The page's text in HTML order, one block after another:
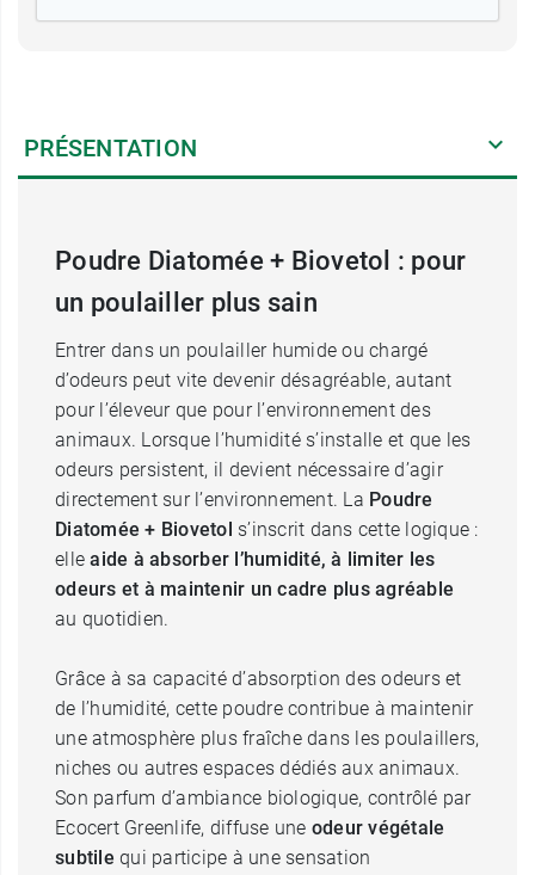
PRÉSENTATION
Poudre Diatomée + Biovetol : pour
un poulailler plus sain
Entrer dans un poulailler humide ou chargé
d’odeurs peut vite devenir désagréable, autant
pour l’éleveur que pour l’environnement des
animaux. Lorsque l’humidité s’installe et que les
odeurs persistent, il devient nécessaire d’agir
directement sur l’environnement. La Poudre
Diatomée + Biovetol s’inscrit dans cette logique :
elle aide à absorber l’humidité, à limiter les
odeurs et à maintenir un cadre plus agréable
au quotidien.
Grâce à sa capacité d’absorption des odeurs et
de l’humidité, cette poudre contribue à maintenir
une atmosphère plus fraîche dans les poulaillers,
niches ou autres espaces dédiés aux animaux.
Son parfum d’ambiance biologique, contrôlé par
Ecocert Greenlife, diffuse une odeur végétale
subtile qui participe à une sensation